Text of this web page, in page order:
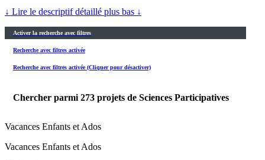
↓ Lire le descriptif détaillé plus bas ↓
Activer la recherche avec filtres
Recherche avec filtres activée
Recherche avec filtres activée (Cliquer pour désactiver)
Chercher parmi 273 projets de Sciences Participatives
Vacances Enfants et Ados
Vacances Enfants et Ados